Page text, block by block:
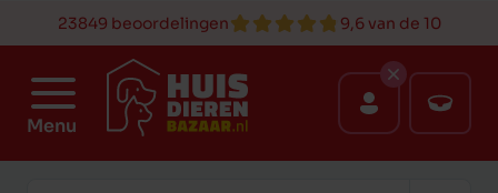
23849 beoordelingen 9,6 van de 10
Menu